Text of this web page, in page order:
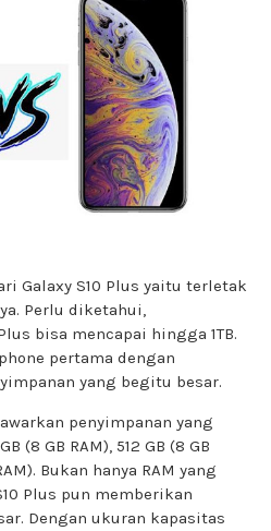
Galaxy S10 Plus yaitu terletak
Perlu diketahui,
bisa mencapai hingga 1TB.
pertama dengan
yang begitu besar.
penyimpanan yang
(8 GB RAM), 512 GB (8 GB
Bukan hanya RAM yang
Plus pun memberikan
Dengan ukuran kapasitas